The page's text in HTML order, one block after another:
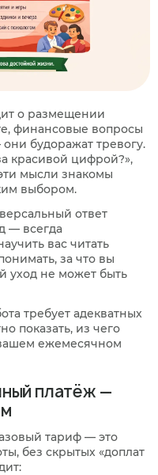
о размещении
финансовые вопросы
будоражат тревогу.
красивой цифрой?»,
мысли знакомы
выбором.
ответ
— всегда
вас читать
за что вы
уход не может быть
требует адекватных
показать, из чего
ежемесячном
платёж —
тариф — это
без скрытых «доплат